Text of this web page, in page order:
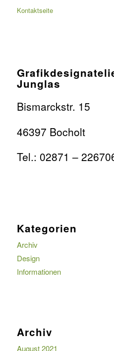
Kontaktseite
Junglas
Bismarckstr. 15
46397 Bocholt
Tel.: 02871 –
Kategorien
Archiv
Design
Informationen
Archiv
August 2021